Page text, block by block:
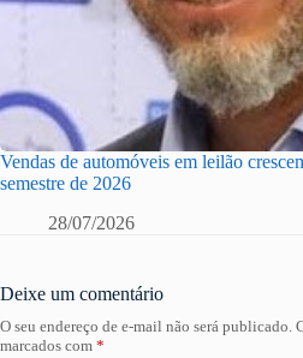
Vendas de automóveis em leilão
semestre de 2026
28/07/2026
Deixe um comentário
O seu endereço de e-mail não será publicado.
marcados com *